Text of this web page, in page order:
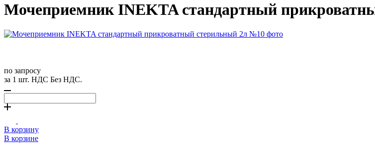
Мочеприемник INEKTA стандартный
по запросу
за 1 шт. НДС Без НДС.
В корзину
В корзине